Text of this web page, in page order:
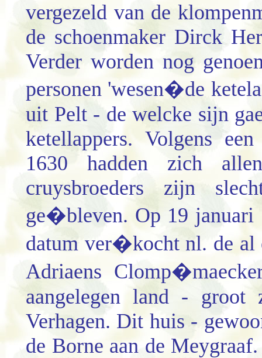
vergezeld van de
de schoenmaker Dirck
Verder worden nog
personen 'wesen�de
uit Pelt - de welcke sijn
ketellappers. Volgens
1630 hadden zich
cruysbroeders zijn
ge�bleven. Op 19 januari
datum ver�kocht nl. de al
Adriaens
aangelegen land - groot
Verhagen. Dit huis -
de Borne aan de